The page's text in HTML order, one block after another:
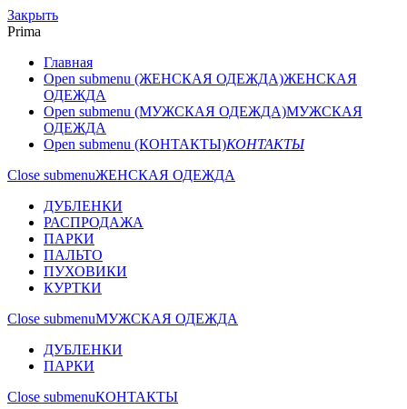
Закрыть
Prima
Главная
Open submenu (ЖЕНСКАЯ ОДЕЖДА)ЖЕНСКАЯ
ОДЕЖДА
Open submenu (МУЖСКАЯ ОДЕЖДА)МУЖСКАЯ
ОДЕЖДА
Open submenu (КОНТАКТЫ)КОНТАКТЫ
Close submenuЖЕНСКАЯ ОДЕЖДА
ДУБЛЕНКИ
РАСПРОДАЖА
ПАРКИ
ПАЛЬТО
ПУХОВИКИ
КУРТКИ
Close submenuМУЖСКАЯ ОДЕЖДА
ДУБЛЕНКИ
ПАРКИ
Close submenuКОНТАКТЫ